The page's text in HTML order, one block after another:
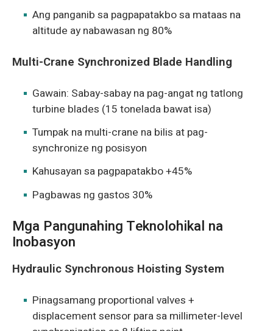
Ang panganib sa pagpapatakbo sa mataas na
altitude ay nabawasan ng 80%
Multi-Crane Synchronized Blade Handling
Gawain: Sabay-sabay na pag-angat ng tatlong
turbine blades (15 tonelada bawat isa)
Tumpak na multi-crane na bilis at pag-
synchronize ng posisyon
Kahusayan sa pagpapatakbo +45%
Pagbawas ng gastos 30%
Mga Pangunahing Teknolohikal na
Inobasyon
Hydraulic Synchronous Hoisting System
Pinagsamang proportional valves +
displacement sensor para sa millimeter-level